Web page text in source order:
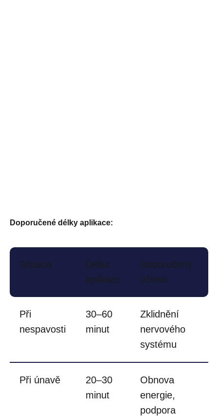
Doporučené délky aplikace:
Situace
Délka
aplikace
Doporučený
účinek
Při
nespavosti
30–60
minut
Zklidnění
nervového
systému
Při únavě
20–30
minut
Obnova
energie,
podpora